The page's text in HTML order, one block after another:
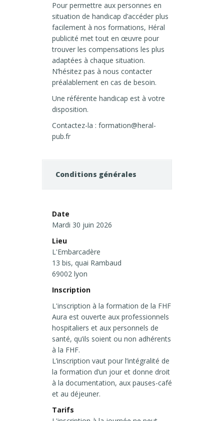
Pour permettre aux personnes en
situation de handicap d’accéder plus
facilement à nos formations, Héral
publicité met tout en œuvre pour
trouver les compensations les plus
adaptées à chaque situation.
N’hésitez pas à nous contacter
préalablement en cas de besoin.
Une référente handicap est à votre
disposition.
Contactez-la : formation@heral-
pub.fr
Conditions générales
Date
Mardi 30 juin 2026
Lieu
L'Embarcadère
13 bis, quai Rambaud
69002 lyon
Inscription
L'inscription à la formation de la FHF
Aura est ouverte aux professionnels
hospitaliers et aux personnels de
santé, qu’ils soient ou non adhérents
à la FHF.
L’inscription vaut pour l’intégralité de
la formation d’un jour et donne droit
à la documentation, aux pauses-café
et au déjeuner.
Tarifs